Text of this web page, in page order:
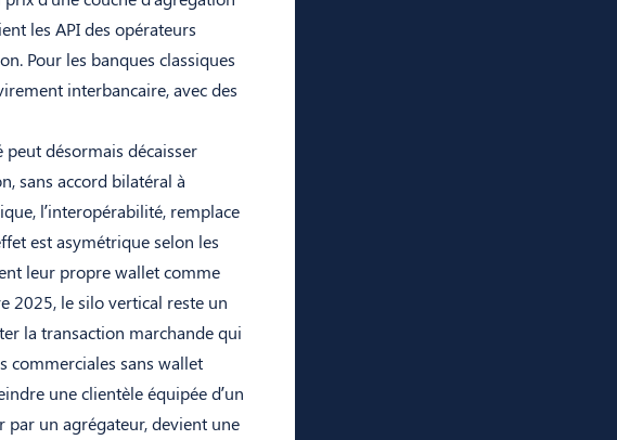
les API des opérateurs
Pour les banques classiques
interbancaire, avec des
peut désormais décaisser
sans accord bilatéral à
l’interopérabilité, remplace
est asymétrique selon les
leur propre wallet comme
2025, le silo vertical reste un
la transaction marchande qui
commerciales sans wallet
une clientèle équipée d’un
un agrégateur, devient une